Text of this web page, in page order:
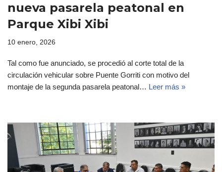
nueva pasarela peatonal en
Parque Xibi Xibi
10 enero, 2026
Tal como fue anunciado, se procedió al corte total de la
circulación vehicular sobre Puente Gorriti con motivo del
montaje de la segunda pasarela peatonal… Leer más »